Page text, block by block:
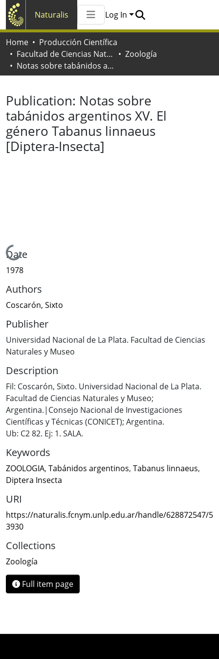
Naturalis
All of Naturalis
Log In
Home
Producción Científica
Facultad de Ciencias Naturales y Museo
Zoología
Notas sobre tabánidos argentinos XV. El género Tabanus linnaeus [Diptera-Insecta]
Publication: Notas sobre
tabánidos argentinos XV. El
género Tabanus linnaeus
[Diptera-Insecta]
Loading...
Date
1978
Authors
Coscarón, Sixto
Publisher
Universidad Nacional de La Plata. Facultad de Ciencias
Naturales y Museo
Description
Fil: Coscarón, Sixto. Universidad Nacional de La Plata.
Facultad de Ciencias Naturales y Museo;
Argentina.|Consejo Nacional de Investigaciones
Científicas y Técnicas (CONICET); Argentina.
Ub: C2 82. Ej: 1. SALA.
Keywords
ZOOLOGIA, Tabánidos argentinos, Tabanus linnaeus,
Diptera Insecta
URI
https://naturalis.fcnym.unlp.edu.ar/handle/628872547/5
3930
Collections
Zoología
Full item page